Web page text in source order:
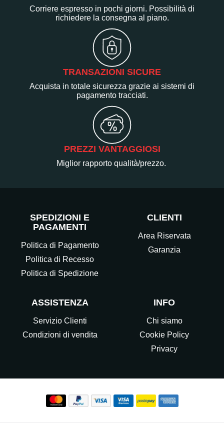
Corriere espresso in pochi giorni. Possibilità di
richiedere la consegna al piano.
TRANSAZIONI SICURE
Acquista in totale sicurezza grazie ai sistemi di
pagamento tracciati.
PREZZI VANTAGGIOSI
Miglior rapporto qualità/prezzo.
SPEDIZIONI E
PAGAMENTI
Politica di Pagamento
Politica di Recesso
Politica di Spedizione
CLIENTI
Area Riservata
Garanzia
ASSISTENZA
Servizio Clienti
Condizioni di vendita
INFO
Chi siamo
Cookie Policy
Privacy